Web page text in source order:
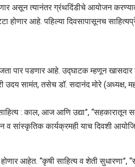
असून त्यानंतर ग्रंथदिंडीचे आयोजन
आहे. पहिल्या दिवसापासूनच
पार पडणार आहे. उद्घाटक म्हणून
उदय सामंत, तसेच डॉ. सदानंद मोरे (अध्यक्ष,
: काल, आज आणि उद्या”, “सहकारातून
व सांस्कृतिक कार्यक्रमही याच दिवशी
आहेत. “कृषी साहित्य व शेती सुधारणा”,